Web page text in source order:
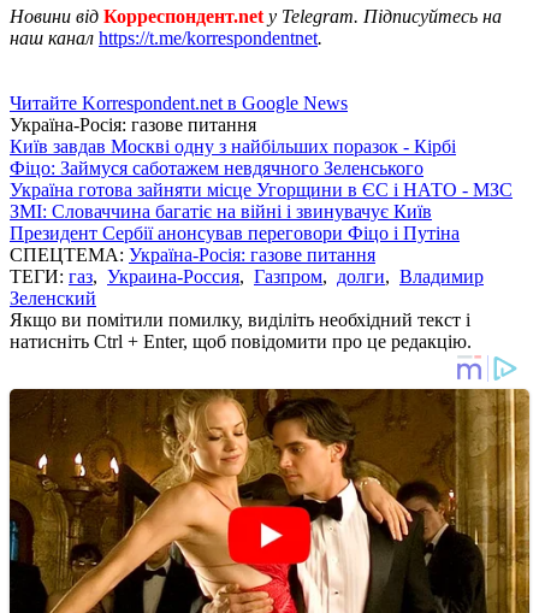
Новини від Корреспондент.net у Telegram. Підписуйтесь на
наш канал https://t.me/korrespondentnet.
Читайте Korrespondent.net в Google News
Україна-Росія: газове питання
Київ завдав Москві одну з найбільших поразок - Кірбі
Фіцо: Займуся саботажем невдячного Зеленського
Україна готова зайняти місце Угорщини в ЄС і НАТО - МЗС
ЗМІ: Словаччина багатіє на війні і звинувачує Київ
Президент Сербії анонсував переговори Фіцо і Путіна
СПЕЦТЕМА: Україна-Росія: газове питання
ТЕГИ: газ, Украина-Россия, Газпром, долги, Владимир
Зеленский
Якщо ви помітили помилку, виділіть необхідний текст і
натисніть Ctrl + Enter, щоб повідомити про це редакцію.